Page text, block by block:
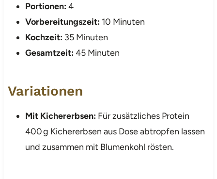
Portionen:4
Vorbereitungszeit:10 Minuten
Kochzeit:35 Minuten
Gesamtzeit:45 Minuten
Variationen
Mit Kichererbsen:Für zusätzliches Protein
400 g Kichererbsen aus Dose abtropfen lassen
und zusammen mit Blumenkohl rösten.